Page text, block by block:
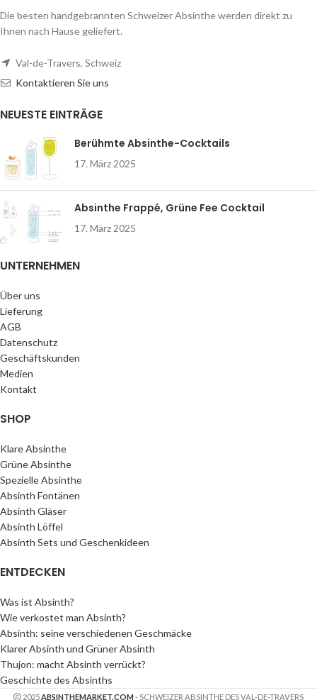
Brenner:Distillerie du Val-de-Travers,
Christophe Racine
Inhalt: 70cl, 50cl,20cl ,10cl,4cl
Alkoholgehalt: 54 Vol.-%
Die besten handgebrannten Schweizer Absinthe werden direkt zu
Ihnen nach Hause geliefert.
Val-de-Travers, Schweiz
Kontaktieren Sie uns
NEUESTE EINTRÄGE
Berühmte Absinthe-Cocktails
17. März 2025
Absinthe Frappé, Grüne Fee Cocktail
17. März 2025
UNTERNEHMEN
Über uns
Lieferung
AGB
Datenschutz
Geschäftskunden
Medien
Kontakt
SHOP
Klare Absinthe
Grüne Absinthe
Spezielle Absinthe
Absinth Fontänen
Absinth Gläser
Absinth Löffel
Absinth Sets und Geschenkideen
ENTDECKEN
Was ist Absinth?
Wie verkostet man Absinth?
Absinth: seine verschiedenen Geschmäcke
Klarer Absinth und Grüner Absinth
Thujon: macht Absinth verrückt?
Geschichte des Absinths
2025ABSINTHEMARKET.COM - SCHWEIZER ABSINTHE DES VAL-DE-TRAVERS